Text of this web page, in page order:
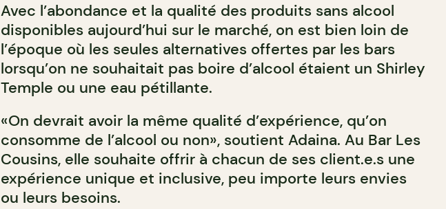
Avec l’abondance et la qualité des produits sans alcool
disponibles aujourd’hui sur le marché, on est bien loin de
l’époque où les seules alternatives offertes par les bars
lorsqu’on ne souhaitait pas boire d’alcool étaient un Shirley
Temple ou une eau pétillante.
«On devrait avoir la même qualité d’expérience, qu’on
consomme de l’alcool ou non», soutient Adaina. Au Bar Les
Cousins, elle souhaite offrir à chacun de ses client.e.s une
expérience unique et inclusive, peu importe leurs envies
ou leurs besoins.